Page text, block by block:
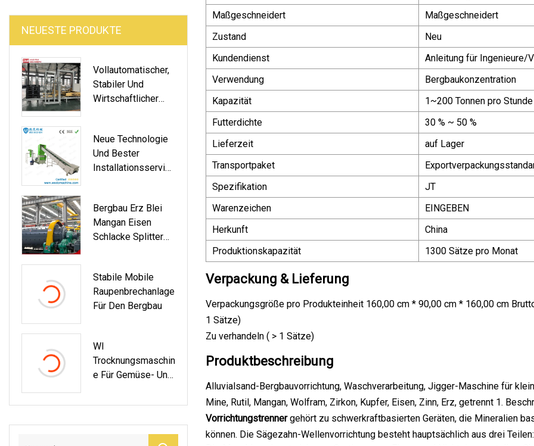
NEUESTE PRODUKTE
Vollautomatischer,
Stabiler Und
Wirtschaftlicher
Neue Technologie
Und Bester
Installationsservice
Brechermaschinen
In China, China
Hersteller Von
Bergbau Erz Blei
Mangan Eisen
Schlacke Splitter
Schleifen Nass
Gold Kupfer
Kugelmühle
Stabile Mobile
Raupenbrechanlage
Für Den Bergbau
Wl
Trocknungsmaschin
E Für Gemüse- Und
Äte
Maßgeschneidert
Maßgeschneidert
Zustand
Neu
Kundendienst
Anleitung für Ingenieure/
Verwendung
Bergbaukonzentration
Kapazität
1~200 Tonnen pro Stunde
Futterdichte
30 % ~ 50 %
Lieferzeit
auf Lager
Transportpaket
Spezifikation
JT
Warenzeichen
EINGEBEN
Herkunft
China
Produktionskapazität
1300 Sätze pro Monat
Verpackung & Lieferung
Verpackungsgröße pro Produkteinheit 160,00 cm * 90,00 cm * 160,00 cm
1 Sätze)
Zu verhandeln ( > 1 Sätze)
Produktbeschreibung
Alluvialsand-Bergbauvorrichtung, Waschverarbeitung, Jigger-Maschine für
Mine, Rutil, Mangan, Wolfram, Zirkon, Kupfer, Eisen, Zinn, Erz, getrennt 1.
Vorrichtungstrennergehört zu schwerkraftbasierten Geräten, die Mineralien
können. Die Sägezahn-Wellenvorrichtung besteht hauptsächlich aus drei